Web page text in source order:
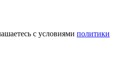
с условиями политики